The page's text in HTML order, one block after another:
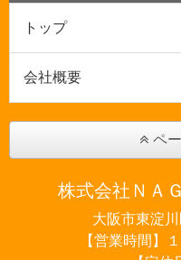
トップ
会社概要
ペ
株式会社ＮＡ
大阪市東淀
【営業時間】